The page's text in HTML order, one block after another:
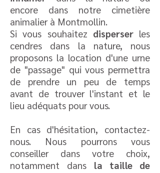
encore dans notre cimetière
animalier à Montmollin.
Si vous souhaitez disperserles
cendres dans la nature, nous
proposons la location d'une urne
de "passage" qui vous permettra
de prendre un peu de temps
avant de trouver l'instant et le
lieu adéquats pour vous.
En cas d'hésitation, contactez-
nous. Nous pourrons vous
conseiller dans votre choix,
notamment dans la taille de